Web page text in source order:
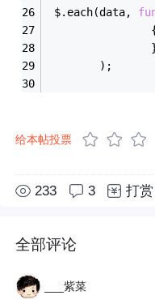
$.each(data,
        );
给本帖投票
233 3 打赏
全部评论
___紫菜